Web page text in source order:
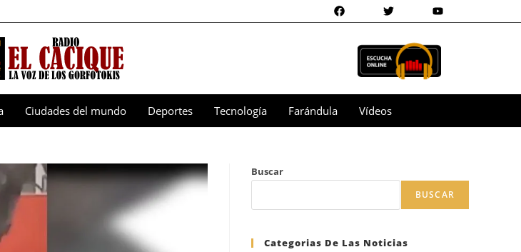
Ciudades del mundo Deportes Tecnología Farándula Vídeos
Buscar
BUSCAR
Categorias De Las Noticias